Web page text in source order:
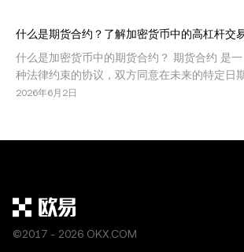
什么是期货合约？了解加密货币中的高杠杆交
什么是加密货币中的期货合约？ 期货合约 是一
种法律约束的协议，双方同意在未来的特定日
以预定价格买入或卖出某种资产。在加密货币市
格波动。这种交易机制因其高回报潜力，尤其
2026年6月2日
©2017 - 2026 OKX.COM